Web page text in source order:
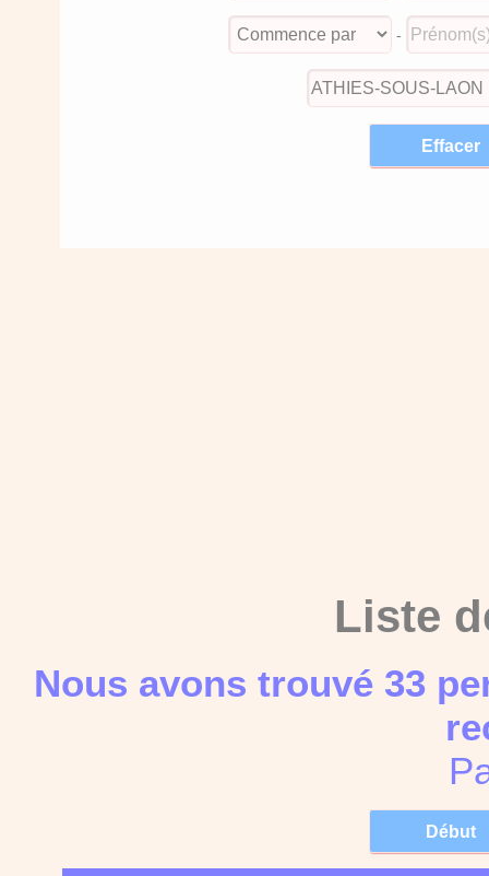
-
Liste
Nous avons trouvé 33